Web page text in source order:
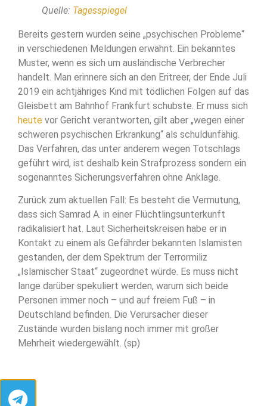
Quelle: Tagesspiegel
Bereits gestern wurden seine „psychischen Probleme“
in verschiedenen Meldungen erwähnt. Ein bekanntes
Muster, wenn es sich um ausländische Verbrecher
handelt. Man erinnere sich an den Eritreer, der Ende Juli
2019 ein achtjähriges Kind mit tödlichen Folgen auf das
Gleisbett am Bahnhof Frankfurt schubste. Er muss sich
heute vor Gericht verantworten, gilt aber „wegen einer
schweren psychischen Erkrankung“ als schuldunfähig.
Das Verfahren, das unter anderem wegen Totschlags
geführt wird, ist deshalb kein Strafprozess sondern ein
sogenanntes Sicherungsverfahren ohne Anklage.
Zurück zum aktuellen Fall: Es besteht die Vermutung,
dass sich Samrad A. in einer Flüchtlingsunterkunft
radikalisiert hat. Laut Sicherheitskreisen habe er in
Kontakt zu einem als Gefährder bekannten Islamisten
gestanden, der dem Spektrum der Terrormiliz
„Islamischer Staat“ zugeordnet würde. Es muss nicht
lange darüber spekuliert werden, warum sich beide
Personen immer noch – und auf freiem Fuß – in
Deutschland befinden. Die Verursacher dieser
Zustände wurden bislang noch immer mit großer
Mehrheit wiedergewählt. (sp)